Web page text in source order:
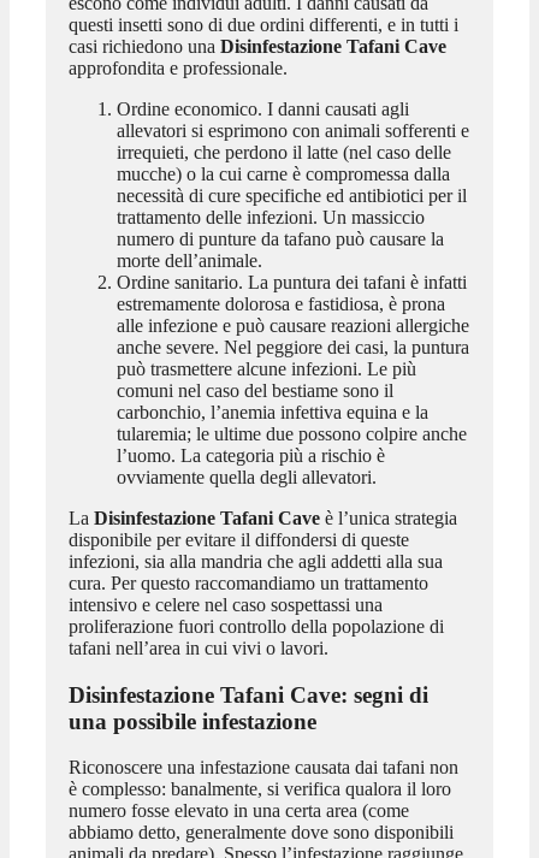
questi insetti sono di due ordini differenti, e in tutti i
casi richiedono una Disinfestazione Tafani Cave
approfondita e professionale.
Ordine economico. I danni causati agli
allevatori si esprimono con animali sofferenti e
irrequieti, che perdono il latte (nel caso delle
mucche) o la cui carne è compromessa dalla
necessità di cure specifiche ed antibiotici per il
trattamento delle infezioni. Un massiccio
numero di punture da tafano può causare la
morte dell’animale.
Ordine sanitario. La puntura dei tafani è infatti
estremamente dolorosa e fastidiosa, è prona
alle infezione e può causare reazioni allergiche
anche severe. Nel peggiore dei casi, la puntura
può trasmettere alcune infezioni. Le più
comuni nel caso del bestiame sono il
carbonchio, l’anemia infettiva equina e la
tularemia; le ultime due possono colpire anche
l’uomo. La categoria più a rischio è
ovviamente quella degli allevatori.
La Disinfestazione Tafani Caveè l’unica strategia
disponibile per evitare il diffondersi di queste
infezioni, sia alla mandria che agli addetti alla sua
cura. Per questo raccomandiamo un trattamento
intensivo e celere nel caso sospettassi una
proliferazione fuori controllo della popolazione di
tafani nell’area in cui vivi o lavori.
Disinfestazione Tafani Cave: segni di
una possibile infestazione
Riconoscere una infestazione causata dai tafani non
è complesso: banalmente, si verifica qualora il loro
numero fosse elevato in una certa area (come
abbiamo detto, generalmente dove sono disponibili